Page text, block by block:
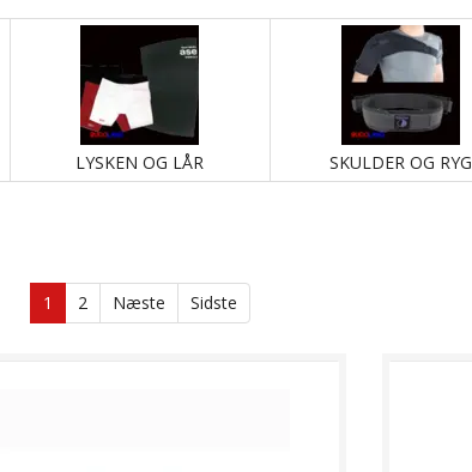
LYSKEN OG LÅR SKULDER OG RYG
1 2 Næste Sidste